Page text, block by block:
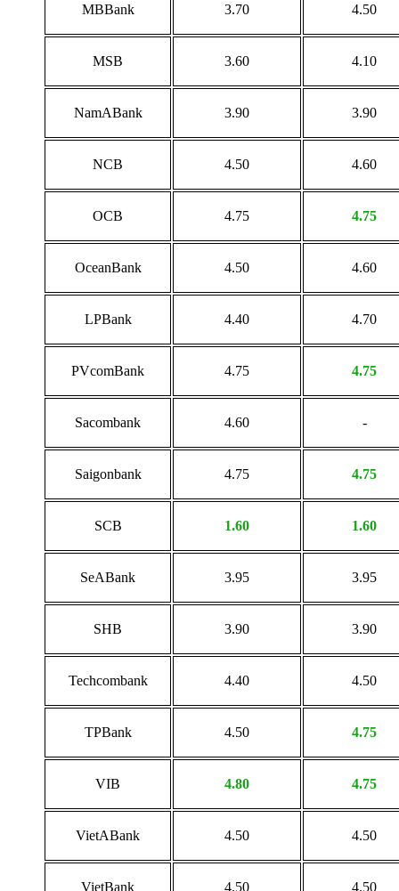
MBBank 3.70 4.50
MSB 3.60 4.10
NamABank 3.90 3.90
NCB 4.50 4.60
OCB 4.75 4.75
OceanBank 4.50 4.60
LPBank 4.40 4.70
PVcomBank 4.75 4.75
Sacombank 4.60 -
Saigonbank 4.75 4.75
SCB 1.60 1.60
SeABank 3.95 3.95
SHB 3.90 3.90
Techcombank 4.40 4.50
TPBank 4.50 4.75
VIB 4.80 4.75
VietABank 4.50 4.50
VietBank 4.50 4.50